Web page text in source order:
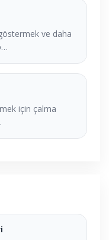
ve daha
için çalma